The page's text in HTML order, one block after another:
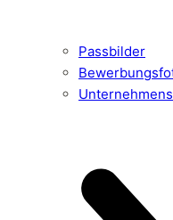
Passbilder